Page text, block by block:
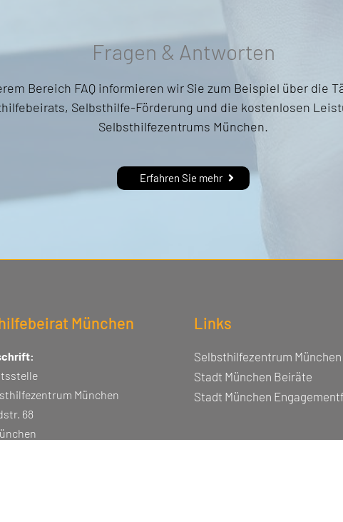
Fragen & Antworten
Bereich FAQ informieren wir Sie zum Beispiel über die
Selbsthilfe-Förderung und die kostenlosen
Selbsthilfezentrums München.
Erfahren Sie mehr
München
München
68
Links
Selbsthilfezentrum München
Stadt München Beiräte
Stadt München